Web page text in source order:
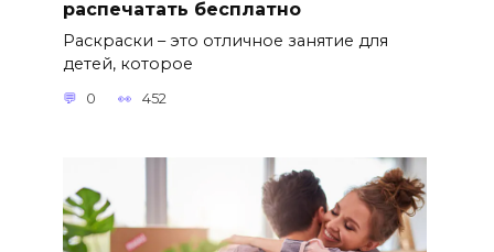
распечатать бесплатно
Раскраски – это отличное занятие для
детей, которое
0 452